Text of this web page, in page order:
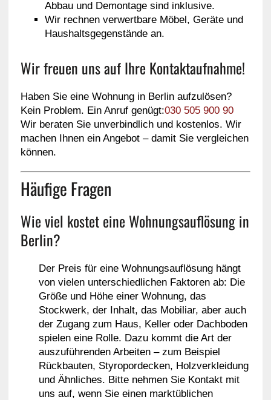
Abbau und Demontage sind inklusive.
Wir rechnen verwertbare Möbel, Geräte und
Haushaltsgegenstände an.
Wir freuen uns auf Ihre Kontaktaufnahme!
Haben Sie eine Wohnung in Berlin aufzulösen?
Kein Problem. Ein Anruf genügt:030 505 900 90
Wir beraten Sie unverbindlich und kostenlos. Wir
machen Ihnen ein Angebot – damit Sie vergleichen
können.
Häufige Fragen
Wie viel kostet eine Wohnungsauflösung in
Berlin?
Der Preis für eine Wohnungsauflösung hängt
von vielen unterschiedlichen Faktoren ab: Die
Größe und Höhe einer Wohnung, das
Stockwerk, der Inhalt, das Mobiliar, aber auch
der Zugang zum Haus, Keller oder Dachboden
spielen eine Rolle. Dazu kommt die Art der
auszuführenden Arbeiten – zum Beispiel
Rückbauten, Styropordecken, Holzverkleidung
und Ähnliches. Bitte nehmen Sie Kontakt mit
uns auf, wenn Sie einen marktüblichen